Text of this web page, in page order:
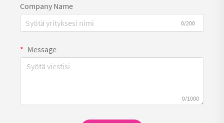
Company Name
0/200
Message
0/1000